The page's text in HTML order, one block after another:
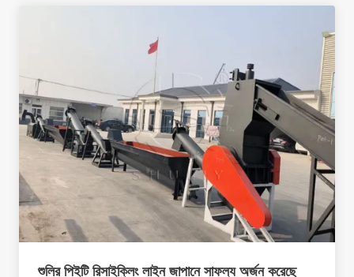
শুলির পিইটি রিসাইক্লিং লাইন জাপানে সাফল্য অর্জন করেছে